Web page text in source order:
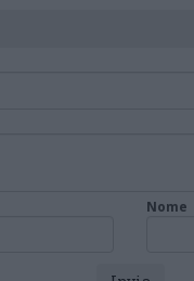
Nome